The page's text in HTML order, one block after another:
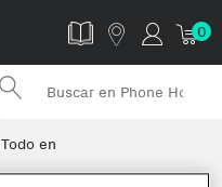
0
Todo en